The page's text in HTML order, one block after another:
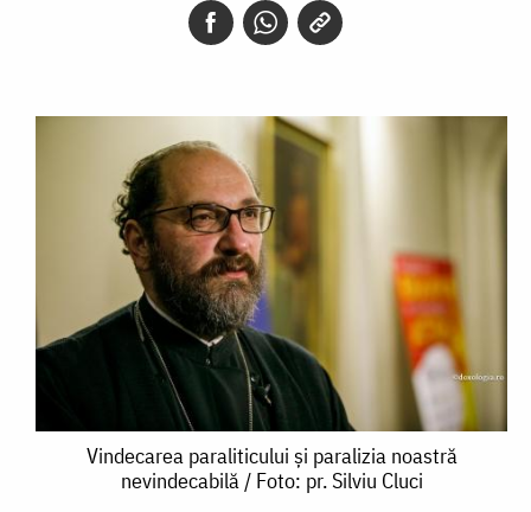
Vindecarea
paraliticului
Vindecarea paraliticului și paralizia noastră
nevindecabilă / Foto: pr. Silviu Cluci